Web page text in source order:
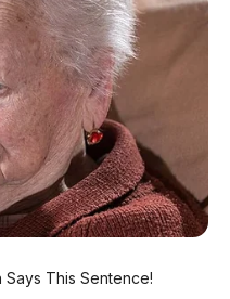
GIIAS 2026: SUV Listrik
Mulai Rp598 Juta
di GIIAS: Pindah Pabrik
Pajak!
Premium dengan AI
di Indonesia Akhir 2026
Km/Jam
Says This Sentence!